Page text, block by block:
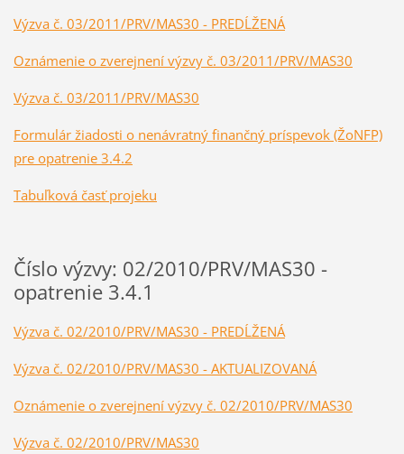
Výzva č. 03/2011/PRV/MAS30 - PREDĹŽENÁ
Oznámenie o zverejnení výzvy č. 03/2011/PRV/MAS30
Výzva č. 03/2011/PRV/MAS30
Formulár žiadosti o nenávratný finančný príspevok (ŽoNFP)
pre opatrenie 3.4.2
Tabuľková časť projeku
Číslo výzvy: 02/2010/PRV/MAS30 -
opatrenie 3.4.1
Výzva č. 02/2010/PRV/MAS30 - PREDĹŽENÁ
Výzva č. 02/2010/PRV/MAS30 - AKTUALIZOVANÁ
Oznámenie o zverejnení výzvy č. 02/2010/PRV/MAS30
Výzva č. 02/2010/PRV/MAS30